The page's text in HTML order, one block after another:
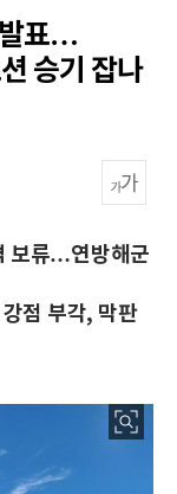
발표…
승기 잡나
보류…연방해군
점 부각, 막판